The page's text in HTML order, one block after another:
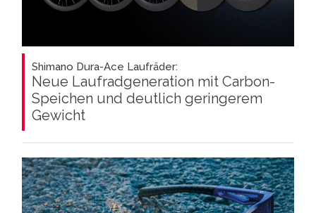
Shimano Dura-Ace Laufräder:
Neue Laufradgeneration mit Carbon-
Speichen und deutlich geringerem
Gewicht